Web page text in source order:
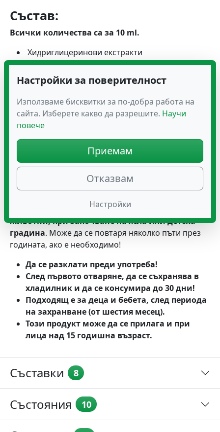
Състав:
Всички количества са за 10 ml.
Хидриглицеринови екстракти
отмащерка(620 mg)
Лайка(410 mg),
Смокиня(330 mg)
Папая(140 mg)
Тиква(100 mg)
Джинджифил
Начин на употреба:
Да се приемат 10 ml, разтворени в половин чаша
използва и като предпазна мярка
животни, при започване на ясла или детска
градина. Може да се повтаря няколко пъти през
годината, ако е необходимо!
Да се разклати преди употреба!
След първото отваряне, да се съхранява в
хладилник и да се консумира до 30 дни!
Подходящ е за деца и бебета, след периода
на захранване (от шестия месец).
Този продукт може да се прилага и при
лица над 15 годишна възраст.
Съставки 8
Състояния 10
Настройки за поверителност
Използваме бисквитки за по-добра работа на
сайта. Изберете какво да разрешите. Научи
повече
Приемам
Отказвам
Настройки